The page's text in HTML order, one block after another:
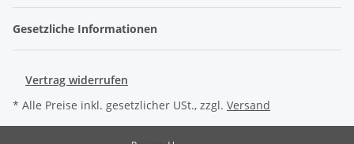
Gesetzliche Informationen
Vertrag widerrufen
* Alle Preise inkl. gesetzlicher USt., zzgl. Versand